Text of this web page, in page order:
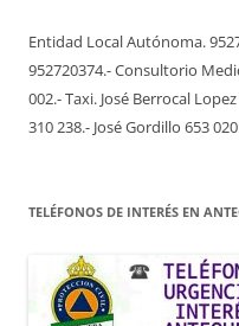
Entidad Local Autónoma.
952720374.- Consultorio
002.- Taxi. José Berrocal
310 238.- José Gordillo 653
TELÉFONOS DE INTERÉS EN